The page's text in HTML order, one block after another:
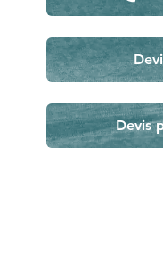
Devis